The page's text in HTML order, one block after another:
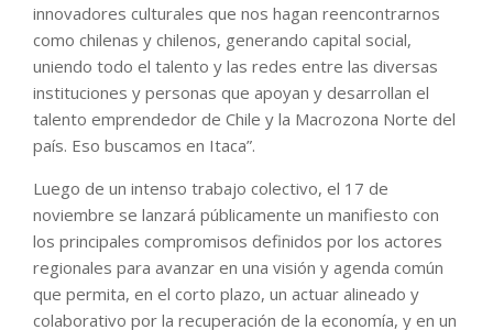
innovadores culturales que nos hagan reencontrarnos
como chilenas y chilenos, generando capital social,
uniendo todo el talento y las redes entre las diversas
instituciones y personas que apoyan y desarrollan el
talento emprendedor de Chile y la Macrozona Norte del
país. Eso buscamos en Itaca”.
Luego de un intenso trabajo colectivo, el 17 de
noviembre se lanzará públicamente un manifiesto con
los principales compromisos definidos por los actores
regionales para avanzar en una visión y agenda común
que permita, en el corto plazo, un actuar alineado y
colaborativo por la recuperación de la economía, y en un